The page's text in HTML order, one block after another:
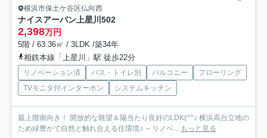
横浜市保土ケ谷区仏向西
ナイスアーバン上星川 502
2,398万円
5階 / 63.36㎡ / 3LDK /築34年
相鉄本線「上星川」駅 徒歩22分
リノベーション済 バス・トイレ別 バルコニー
フローリング
TVモニタ付インターホン
システムキッチン
最上階南向き！ 開放的な眺望＆陽当たり良好のLDK(^^♪ 横浜高台立地の
ため緑豊かで自然と触れ合える住環境♪ ～リノベ...
もっと見る